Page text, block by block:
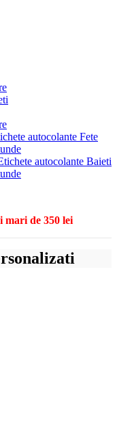
autocolante Fete
autocolante Baieti
mari de 350 lei